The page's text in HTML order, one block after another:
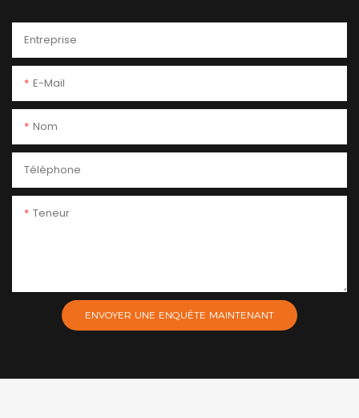
Entreprise
E-Mail
Nom
Téléphone
Teneur
ENVOYER UNE ENQUÊTE MAINTENANT